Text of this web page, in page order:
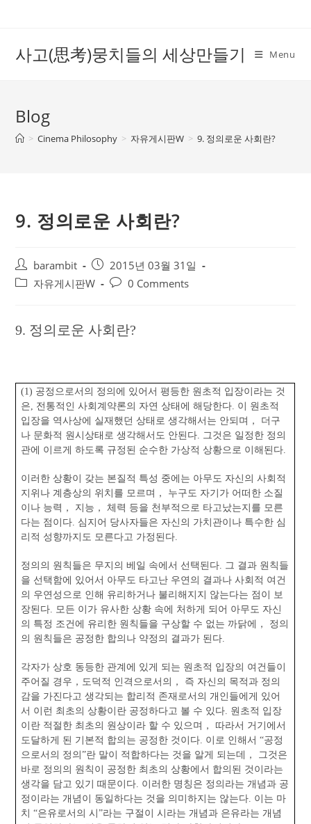
사고(思考)뭉치들의 세상만들기 Menu
Blog
> Cinema Philosophy > 자유게시판W > 9. 정의로운 사회란?
9. 정의로운 사회란?
Post
author:
barambit
Post
published:
2015년 03월 31일
Post자유게시판W
Post0 Comments
9. 정의로운 사회란?
(1) 공정으로서의 정의에 있어서 평등한 원초적 입장이라는 것
은, 전통적인 사회계약론의 자연 상태에 해당한다. 이 원초적
입장을 역사상에 실재했던 상태로 생각해서는 안되며， 더구
나 문화적 원시상태로 생각해서도 안된다. 그것은 일정한 정의
관에 이르게 하도록 규정된 순수한 가상적 상황으로 이해된다.
이러한 상황이 갖는 본질적 특성 중에는 아무도 자신의 사회적
지위나 계층상의 위치를 모르며， 누구도 자기가 어떠한 소질
이나 능력， 지능， 체력 등을 천부적으로 타고났는지를 모른
다는 점이다. 심지어 당사자들은 자신의 가치관이나 특수한 심
리적 성향까지도 모른다고 가정된다.
정의의 원칙들은 무지의 베일 속에서 선택된다. 그 결과 원칙들
을 선택함에 있어서 아무도 타고난 우연의 결과나 사회적 여건
의 우연성으로 인해 유리하거나 불리해지지 않는다는 점이 보
장된다. 모든 이가 유사한 상황 속에 처하게 되어 아무도 자신
의 특정 조건에 유리한 원칙들을 구상할 수 없는 까닭에， 정의
의 원칙들은 공정한 합의나 약정의 결과가 된다.
각자가 상호 동등한 관계에 있게 되는 원초적 입장의 여건들이
주어질 경우，도덕적 인격으로서의， 즉 자신의 목적과 정의
감을 가진다고 생각되는 합리적 존재로서의 개인들에게 있어
서 이런 최초의 상황이란 공정하다고 볼 수 있다. 원초적 입장
이란 적절한 최초의 원상이라 할 수 있으며， 따라서 거기에서
도달하게 된 기본적 합의는 공정한 것이다. 이로 인해서 “공정
으로서의 정의”란 말이 적합하다는 것을 알게 되는데， 그것은
바로 정의의 원칙이 공정한 최초의 상황에서 합의된 것이라는
생각을 담고 있기 때문이다. 이러한 명칭은 정의라는 개념과 공
정이라는 개념이 동일하다는 것을 의미하지는 않는다. 이는 마
치 “은유로서의 시”라는 구절이 시라는 개념과 은유라는 개념